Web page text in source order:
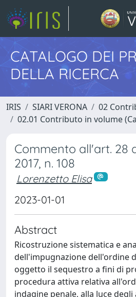
CATALOGO DEI
DELLA RICERCA
IRIS SIARI VERONA
02
02.01 Contributo in volume
Commento all'art. 28
2017, n. 108
Lorenzetto Elisa
2023-01-01
Abstract
Ricostruzione sistematica e
dell'impugnazione dell'ordine
oggetto il sequestro a fini di
procedura attiva relativa
indagine penale, alla luce